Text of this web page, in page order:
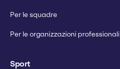
Per le squadre
Per le organizzazioni professionali
Sport